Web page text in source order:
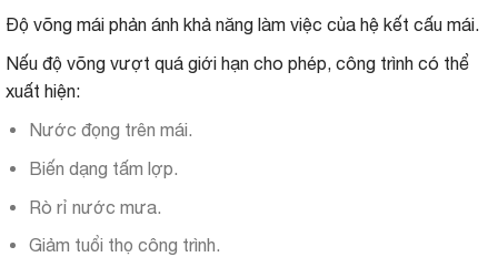
Độ võng mái phản ánh khả năng làm việc của hệ kết cấu mái.
Nếu độ võng vượt quá giới hạn cho phép, công trình có thể
xuất hiện:
Nước đọng trên mái.
Biến dạng tấm lợp.
Rò rỉ nước mưa.
Giảm tuổi thọ công trình.